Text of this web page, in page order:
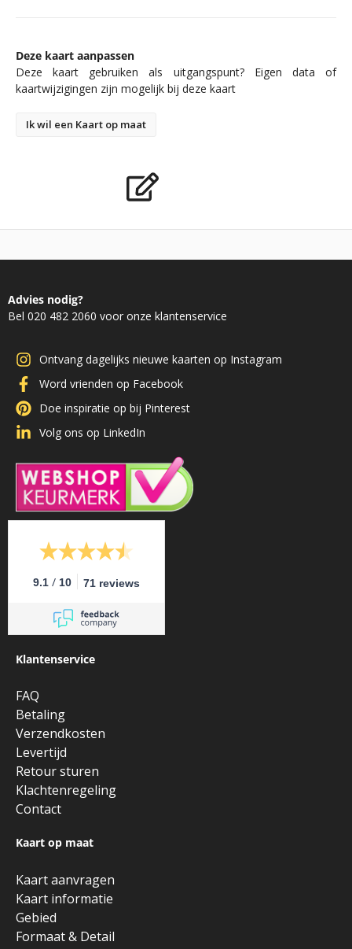
Deze kaart aanpassen
Deze kaart gebruiken als uitgangspunt? Eigen data of
kaartwijzigingen zijn mogelijk bij deze kaart
Ik wil een Kaart op maat
Advies nodig?
Bel 020 482 2060 voor onze klantenservice
Ontvang dagelijks nieuwe kaarten op Instagram
Word vrienden op Facebook
Doe inspiratie op bij Pinterest
Volg ons op LinkedIn
9.1 / 10 71 reviews
Klantenservice
FAQ
Betaling
Verzendkosten
Levertijd
Retour sturen
Klachtenregeling
Contact
Kaart op maat
Kaart aanvragen
Kaart informatie
Gebied
Formaat & Detail